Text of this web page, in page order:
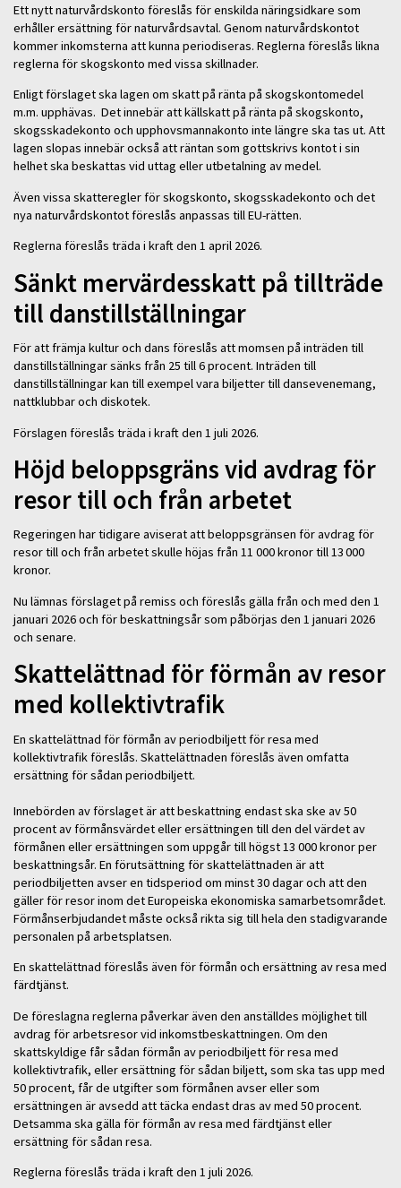
Ett nytt naturvårdskonto föreslås för enskilda näringsidkare som
erhåller ersättning för naturvårdsavtal. Genom naturvårdskontot
kommer inkomsterna att kunna periodiseras. Reglerna föreslås likna
reglerna för skogskonto med vissa skillnader.
Enligt förslaget ska lagen om skatt på ränta på skogskontomedel
m.m. upphävas. Det innebär att källskatt på ränta på skogskonto,
skogsskadekonto och upphovsmannakonto inte längre ska tas ut. Att
lagen slopas innebär också att räntan som gottskrivs kontot i sin
helhet ska beskattas vid uttag eller utbetalning av medel.
Även vissa skatteregler för skogskonto, skogsskadekonto och det
nya naturvårdskontot föreslås anpassas till EU-rätten.
Reglerna föreslås träda i kraft den 1 april 2026.
Sänkt mervärdesskatt på tillträde
till danstillställningar
För att främja kultur och dans föreslås att momsen på inträden till
danstillställningar sänks från 25 till 6 procent. Inträden till
danstillställningar kan till exempel vara biljetter till dansevenemang,
nattklubbar och diskotek.
Förslagen föreslås träda i kraft den 1 juli 2026.
Höjd beloppsgräns vid avdrag för
resor till och från arbetet
Regeringen har tidigare aviserat att beloppsgränsen för avdrag för
resor till och från arbetet skulle höjas från 11 000 kronor till 13 000
kronor.
Nu lämnas förslaget på remiss och föreslås gälla från och med den 1
januari 2026 och för beskattningsår som påbörjas den 1 januari 2026
och senare.
Skattelättnad för förmån av resor
med kollektivtrafik
En skattelättnad för förmån av periodbiljett för resa med
kollektivtrafik föreslås. Skattelättnaden föreslås även omfatta
ersättning för sådan periodbiljett.
Innebörden av förslaget är att beskattning endast ska ske av 50
procent av förmånsvärdet eller ersättningen till den del värdet av
förmånen eller ersättningen som uppgår till högst 13 000 kronor per
beskattningsår. En förutsättning för skattelättnaden är att
periodbiljetten avser en tidsperiod om minst 30 dagar och att den
gäller för resor inom det Europeiska ekonomiska samarbetsområdet.
Förmånserbjudandet måste också rikta sig till hela den stadigvarande
personalen på arbetsplatsen.
En skattelättnad föreslås även för förmån och ersättning av resa med
färdtjänst.
De föreslagna reglerna påverkar även den anställdes möjlighet till
avdrag för arbetsresor vid inkomstbeskattningen. Om den
skattskyldige får sådan förmån av periodbiljett för resa med
kollektivtrafik, eller ersättning för sådan biljett, som ska tas upp med
50 procent, får de utgifter som förmånen avser eller som
ersättningen är avsedd att täcka endast dras av med 50 procent.
Detsamma ska gälla för förmån av resa med färdtjänst eller
ersättning för sådan resa.
Reglerna föreslås träda i kraft den 1 juli 2026.